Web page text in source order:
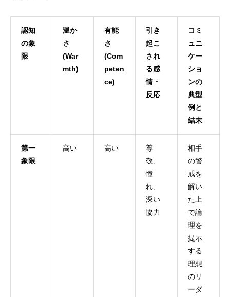
認知
の象
限
温か
さ
(War
mth)
有能
さ
(Com
peten
ce)
引き
起こ
され
る感
情・
反応
コミ
ュニ
ケー
ショ
ンの
典型
例と
結末
第一
象限
高い 高い
尊
敬、
憧
れ、
深い
協力
相手
の警
戒を
解い
た上
で論
理を
提示
する
理想
のリ
ーダ